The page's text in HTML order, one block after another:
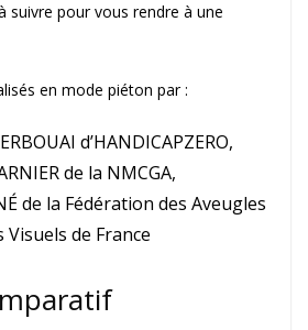
suivre pour vous rendre à une
en mode piéton par :
d’HANDICAPZERO,
de la NMCGA,
de la Fédération des Aveugles
Visuels de France